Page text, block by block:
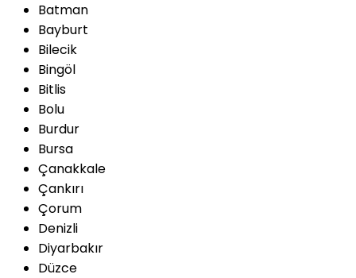
Batman
Bayburt
Bilecik
Bingöl
Bitlis
Bolu
Burdur
Bursa
Çanakkale
Çankırı
Çorum
Denizli
Diyarbakır
Düzce